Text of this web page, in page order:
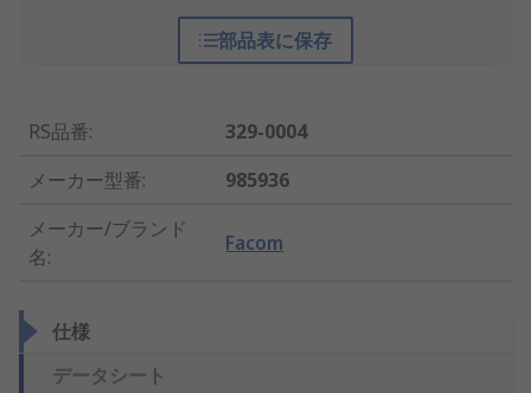
部品表に保存
RS品番:
329-0004
メーカー型番:
985936
メーカー/ブランド
名:
Facom
仕様
データシート